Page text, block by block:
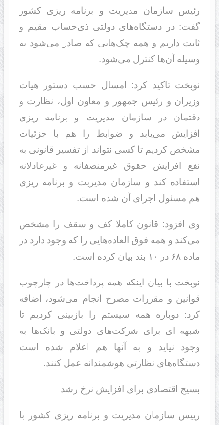
رئیس سازمان مدیریت و برنامه ریزی کشور
گفت: در دستگاه‌های دولتی ذی‌حساب مقیم و
ثابت داریم و همه چک‌هایی که صادر می‌شود به
وسیله آن‌ها کنترل می‌شود.
نوبخت تاکید کرد: امسال حسب دستور هیات
وزیران و رئیس جمهور و معاون اول، نظارت و
دقتمان در سازمان مدیریت و برنامه ریزی
افزایش می‌یابد و ضوابط را هم با جزئیات
مشخص کردیم تا کسی نتواند از تفسیر قانونی به
نفع افزایش حقوق غیرمنصفانه و غیرعادلانه
استفاده کند و سازمان مدیریت و برنامه ریزی
هم مسئول اجرای آن شده است.
وی افزود: قانون کاملا کف و سقف را مشخص
می‌کند و همه فوق العاده‌هایی را که وجود دارد در
ماده ۶۸ در ۱۰ بند بیان کرده است.
نوبخت با بیان اینکه همه پرداخت‌ها در چارچوب
قوانین و مقررات مصرح انجام می‌شود، اضافه
کرد: دوباره همه سیستم را بازبینی کردیم تا
شبهه ای برای شرکت‌های دولتی و بانک‌ها به
وجود نیاید و به آنها هم اعلام شده است
دستگاه‌های نظارتی هوشمندانه عمل کنند.
بسیج اقتصادی برای افزایش نرخ رشد
رییس سازمان مدیریت و برنامه ریزی کشور با